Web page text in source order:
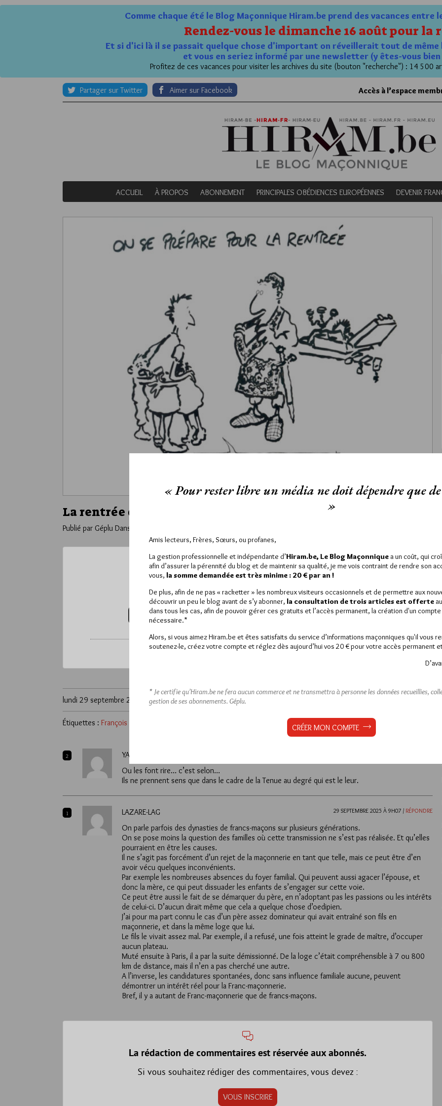
Comme chaque été le Blog Maçonnique Hiram.be prend des vacances
Rendez-vous le dimanche 16 août pour la
Et si d'ici là il se passait quelque chose d'important on réveillerait tout de
et vous en seriez informé par une newsletter (y êtes-vous bien
Profitez de ces vacances pour visiter les archives du site (bouton "recherche") : 14 500
Partager sur Twitter Aimer sur Facebook Accès à l’espace
ACCUEIL À PROPOS ABONNEMENT PRINCIPALES OBÉDIENCES EUROPÉENNES DEVENIR
La rentrée de Maurice !
Publié par Géplu Dans
Ce contenu est réservé aux abonnés.
Pour accéder à cet article, vous pouvez choisir de :
VOUS ABONNER (20€ / AN) ou LE DÉVERROUILLER GRATUITEMENT*
Vous pouvez déverrouiller jusqu’à3 articles
lundi 29 septembre 2025
Étiquettes : François Morel
2 YASFALOTH
Ou les font rire… c’est selon…
Ils ne prennent sens que dans le cadre de la Tenue au degré qui est le leur.
1 LAZARE-LAG 29 SEPTEMBRE 2025 À 9H07 / RÉPONDRE
On parle parfois des dynasties de francs-maçons sur plusieurs générations.
On se pose moins la question des familles où cette transmission ne s’est pas réalisée. Et qu’elles
pourraient en être les causes.
Il ne s’agit pas forcément d’un rejet de la maçonnerie en tant que telle, mais ce peut être d’en
avoir vécu quelques inconvénients.
Par exemple les nombreuses absences du foyer familial. Qui peuvent aussi agacer l’épouse, et
donc la mère, ce qui peut dissuader les enfants de s’engager sur cette voie.
Ce peut être aussi le fait de se démarquer du père, en n’adoptant pas les passions ou les intérêts
de celui-ci. D’aucun dirait même que cela a quelque chose d’oedipien.
J’ai pour ma part connu le cas d’un père assez dominateur qui avait entraîné son fils en
maçonnerie, et dans la même loge que lui.
Le fils le vivait assez mal. Par exemple, il a refusé, une fois atteint le grade de maître, d’occuper
aucun plateau.
Muté ensuite à Paris, il a par la suite démissionné. De la loge c’était compréhensible à 7 ou 800
km de distance, mais il n’en a pas cherché une autre.
A l’inverse, les candidatures spontanées, donc sans influence familiale aucune, peuvent
démontrer un intérêt réel pour la Franc-maçonnerie.
Bref, il y a autant de Franc-maçonnerie que de francs-maçons.
La rédaction de commentaires est réservée aux abonnés.
Si vous souhaitez rédiger des commentaires, vous devez :
VOUS INSCRIRE
« Pour rester libre un média ne doit dépendre que de
»
Amis lecteurs, Frères, Sœurs, ou profanes,
La gestion professionnelle et indépendante d’Hiram.be, Le Blog Maçonnique a un coût, qui
afin d’assurer la pérennité du blog et de maintenir sa qualité, je me vois contraint de rendre son
vous, la somme demandée est très minime : 20 € par an !
De plus, afin de ne pas « racketter » les nombreux visiteurs occasionnels et de permettre aux
découvrir un peu le blog avant de s’y abonner, la consultation de trois articles est offerte
dans tous les cas, afin de pouvoir gérer ces gratuits et l’accès permanent, la création d'un
nécessaire.*
Alors, si vous aimez Hiram.be et êtes satisfaits du service d’informations maçonniques qu'il vous
soutenez-le, créez votre compte et réglez dès aujourd’hui vos 20 € pour votre accès permanent
* Je certifie qu’Hiram.be ne fera aucun commerce et ne transmettra à personne les données recueillies,
gestion de ses abonnements. Géplu.
CRÉER MON COMPTE